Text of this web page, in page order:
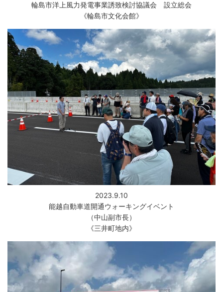
輪島市洋上風力発電事業誘致検討協議会 設立総会
《輪島市文化会館》
2023.9.10
能越自動車道開通ウォーキングイベント
（中山副市長）
《三井町地内》